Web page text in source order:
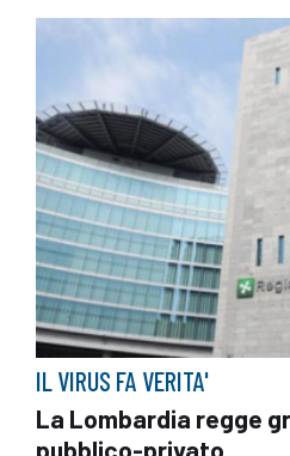
IL VIRUS FA VERITA'
La Lombardia regge
pubblico-privato